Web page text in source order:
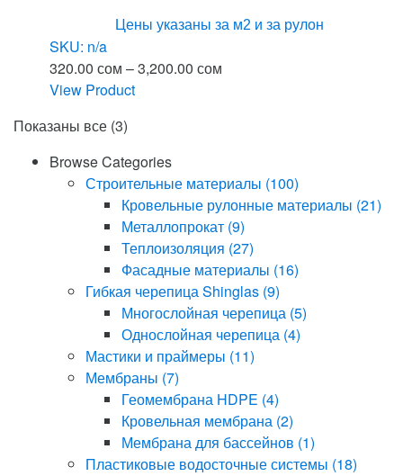
Цены указаны за м2 и за рулон
SKU: n/a
320.00 сом –3,200.00 сом
View Product
товар
имеет
несколько
вариаций.
Показаны все (3)
Browse Categories
Строительные материалы (100)
Кровельные рулонные материалы (21)
Металлопрокат (9)
Теплоизоляция (27)
Фасадные материалы (16)
Гибкая черепица Shinglas (9)
Многослойная черепица (5)
Однослойная черепица (4)
Мастики и праймеры (11)
Мембраны (7)
Геомембрана HDPE (4)
Кровельная мембрана (2)
Мембрана для бассейнов (1)
Пластиковые водосточные системы (18)